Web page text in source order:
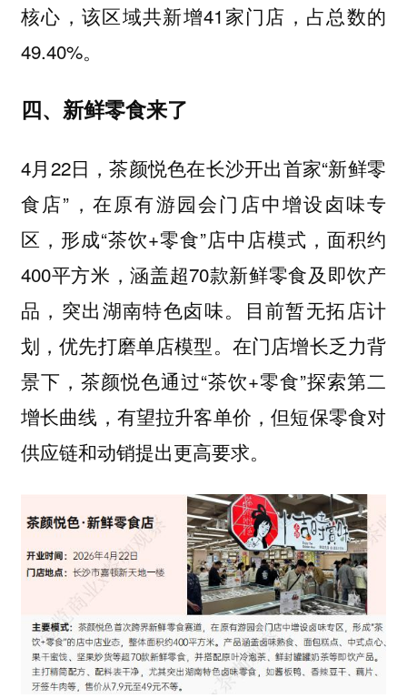
核心，该区域共新增41家门店，占总数的
49.40%。
四、新鲜零食来了
4月22日，茶颜悦色在长沙开出首家“新鲜零
食店”，在原有游园会门店中增设卤味专
区，形成“茶饮+零食”店中店模式，面积约
400平方米，涵盖超70款新鲜零食及即饮产
品，突出湖南特色卤味。目前暂无拓店计
划，优先打磨单店模型。在门店增长乏力背
景下，茶颜悦色通过“茶饮+零食”探索第二
增长曲线，有望拉升客单价，但短保零食对
供应链和动销提出更高要求。